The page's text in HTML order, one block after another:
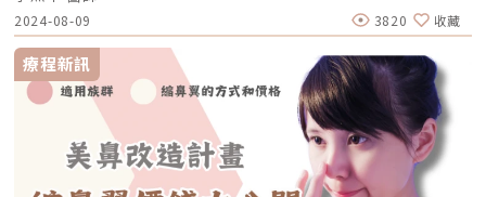
少吃糖、炸物，補充維生素C、鋅、膠原蛋白等營養，有助肌膚修復。睡眠
品質好，也有助代謝與膚況穩定。痘疤不是終點，而是改變的起點痘疤雖然
惱人，但現今已有許多科學與醫美能有效淡化，重拾水煮蛋肌不是夢。關鍵
在於正確認識自己的膚況、選擇合適方式、並且持之以恆保養。與其遮掩，
不如主動出擊，給自己一個改變的機會。若你正在尋找專業的淡疤方案，建
議諮詢經驗豐富的皮膚科醫師或醫美診所，為自己量身打造療程規劃，讓肌
膚煥然一新！延伸閱讀：醫療微針新紀元-皮膚科專家第一手解密皮秒雷射
迷思！蜂巢皮秒要打到皮下出血才有感？青春痘治療推薦這麼多?為什麼痘
痘問題會建議用複合式治療？淡化痘疤常見問題 FAQQ1：淡化痘疤最快的
方法是什麼？A：若想在短期內看到明顯改善，醫學美容療程如皮秒雷射、
得美微針筆是目前最快速的方式。它們能有效刺激膠原蛋白增生、淡化色素
與改善肌膚凹洞。不過療程需要多次進行，效果也因人而異，建議搭配日常
增生，使流失的體積逐漸恢復，豐潤效果更自然。雖然童妍針不如玻尿酸能
馬上見效，但這反而是童妍針的另一種優勢，因為豐盈感會隨著膠原蛋白生
成逐漸明顯，讓效果更加自然。」快速減重4D童妍針治療案例黃醫師會根
據每位患者不同的狀況，專業評估後規劃專屬的治療方案。透過精準施打，
成功幫助患者擺脫快速減重帶來的臉部凹陷與鬆弛，重現自然豐潤的肌膚，
以下為治療案例。（圖／越L’EXCELLENCE醫療美學—黃幼鳴醫師 提供）
（圖／越L’EXCELLENCE醫療美學—黃幼鳴醫師 提供）（圖／越
L’EXCELLENCE醫療美學—黃幼鳴醫師 提供）此外，相較於玻尿酸，童妍
針的效果更為持久，通常可維持2年左右，適合不想頻繁補打的族群。「童
妍針不是單純的填充，而是讓你的皮膚自己恢復彈性和支撐力，因此也可以
讓表皮的膚況一起變好」黃醫師補充說到。黃醫師特別提醒在減重的過程
中，要適時補充皮膚所需的營養，有需要時也可搭配醫美療程，讓自己瘦得
好看。黃醫師就曾遇到不少求診患者，並不知道自己雙頰凹陷是使用藥物快
老化問題。也難怪李杰年院長在親自體驗並深入了解治療原理後，決定不惜
投入巨資，在第一時間將這項創新技術引進診所。在經歷了一個月的實際療
程與顧客反饋後，我們特別撰寫了這篇文章，為那些對EMFACE菲斯波療程
感興趣的讀者提供更深入的了解。EMFACE菲斯波讓你從「2D靜態」美女變
成「3D動態」美女以往，我們的追求是拍出一張完美的照片。然而，隨著
時代變遷和科技推陳出新，社群媒體從最早的文字和圖片，逐漸轉變為以影
片為主的呈現方式。如今，人們對「上相」的定義也在改變，不再追求靜態
照片的美觀，而是希望在動態影片中展現自然、無死角的表現，無論做出什
麼表情，都希望呈現出毫無瑕疵的效果。「EMFACE菲斯波」在這裡發揮了
關鍵作用。許多每年定期接受微整形針劑、雷射光療或電音波療程的顧客，
雖然臉部狀況維持得相當不錯，但隨著年齡增長，漸漸會發現一些曾經輕鬆
展現的微表情變得困難。這種情況在分享社群媒體上的美照時可能不太明
顯，可是一旦分享自拍影片，就會發現一些細節看起來不太對勁，卻又說不
2024-08-09 3820 收藏
療程新訊